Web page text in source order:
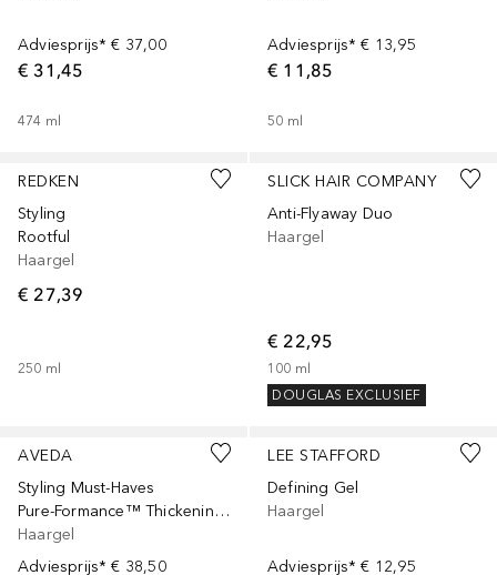
Adviesprijs* € 37,00
€ 31,45
474 ml
Adviesprijs* € 13,95
€ 11,85
50 ml
REDKEN
Styling
Rootful
Haargel
€ 27,39
250 ml
SLICK HAIR COMPANY
Anti-Flyaway Duo
Haargel
€ 22,95
100 ml
DOUGLAS EXCLUSIEF
AVEDA
Styling Must-Haves
Pure-Formance™ Thickening Paste
Haargel
Adviesprijs* € 38,50
LEE STAFFORD
Defining Gel
Haargel
Adviesprijs* € 12,95